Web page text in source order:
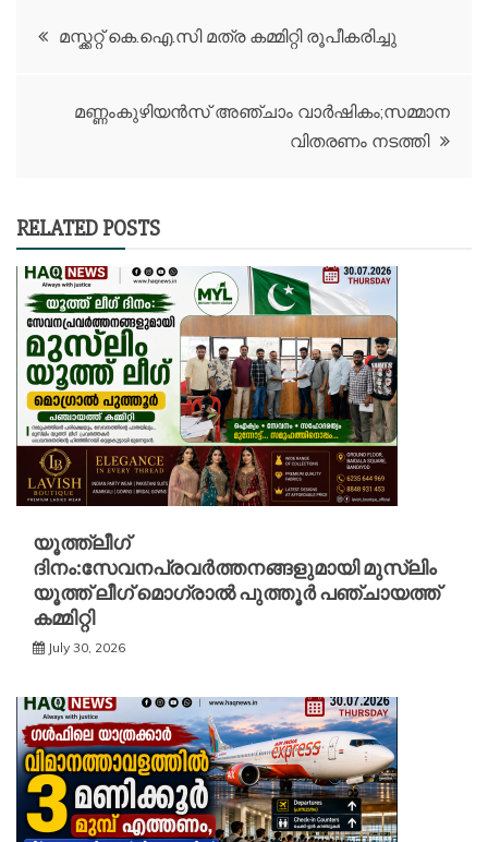
Postമസ്ക്കറ്റ് കെ.ഐ.സി മത്ര കമ്മിറ്റി രൂപീകരിച്ചു
മണ്ണംകുഴിയൻസ് അഞ്ചാം വാർഷികം;സമ്മാന
വിതരണം നടത്തി
RELATED POSTS
യൂത്ത്ലീഗ്
ദിനം:സേവനപ്രവർത്തനങ്ങളുമായി മുസ്ലിം
യൂത്ത് ലീഗ് മൊഗ്രാൽ പുത്തൂർ പഞ്ചായത്ത്
കമ്മിറ്റി
July 30, 2026